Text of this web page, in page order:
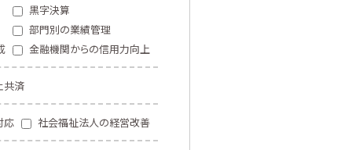
黒字決算
部門別の業績管理
金融機関からの信用力向上
共済
応 社会福祉法人の経営改善